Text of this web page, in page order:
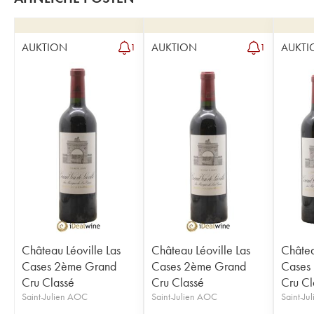
AUKTION 1
Château Léoville Las
Cases 2ème Grand
Cru Classé
Saint-Julien AOC
AUKTION 1
Château Léoville Las
Cases 2ème Grand
Cru Classé
Saint-Julien AOC
Cru
Saint-